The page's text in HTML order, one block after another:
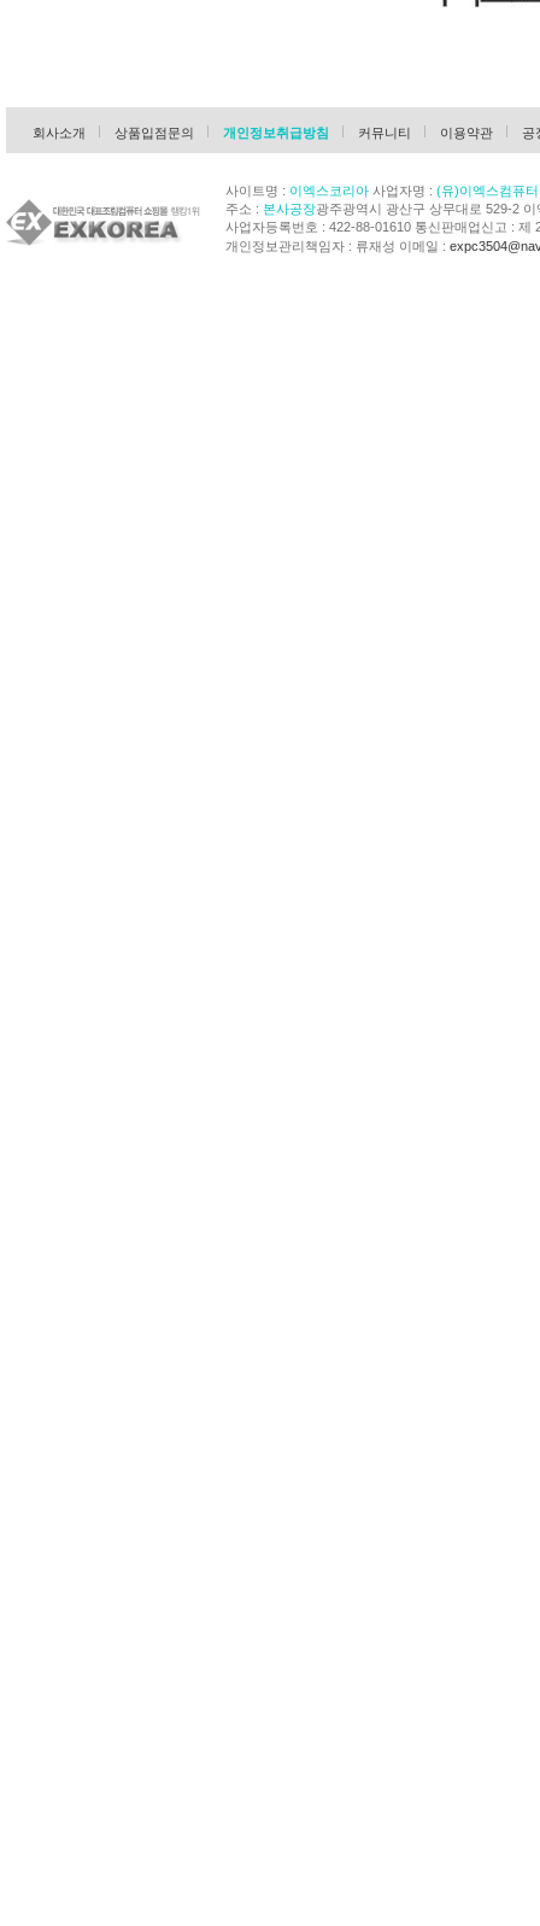
회사소개 상품입점문의 개인정보취급방침 커뮤니티 이용약관 공
사이트명 : 이엑스코리아사업자명 : (유)이엑스컴퓨터
주소 : 본사공장광주광역시 광산구 상무대로 529-2 이
사업자등록번호 : 422-88-01610 통신판매업신고 : 제
개인정보관리책임자 : 류재성 이메일 :